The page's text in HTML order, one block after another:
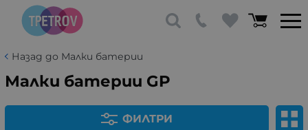
Назад до Малки батерии
Малки батерии GP
ФИЛТРИ